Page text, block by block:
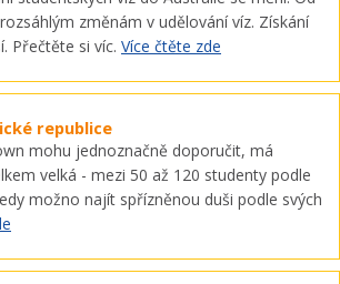
změnám v udělování víz. Získání
Přečtěte si víc. Více čtěte zde
republice
mohu jednoznačně doporučit, má
velká - mezi 50 až 120 studenty podle
možno najít spřízněnou duši podle svých